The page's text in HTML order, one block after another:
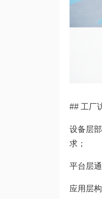
## 工厂
设备层
求；
平台层
应用层